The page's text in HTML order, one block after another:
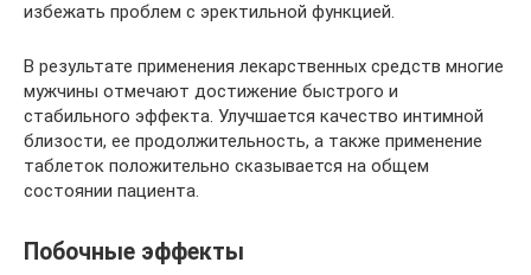
избежать проблем с эректильной функцией.
В результате применения лекарственных средств многие
мужчины отмечают достижение быстрого и
стабильного эффекта. Улучшается качество интимной
близости, ее продолжительность, а также применение
таблеток положительно сказывается на общем
состоянии пациента.
Побочные эффекты